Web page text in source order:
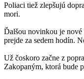
Poliaci tiež zlepšujú
mori.
Ďalšou novinkou je
prejde za sedem hodín.
Už čoskoro začne z
Zakopaným, ktorá bude